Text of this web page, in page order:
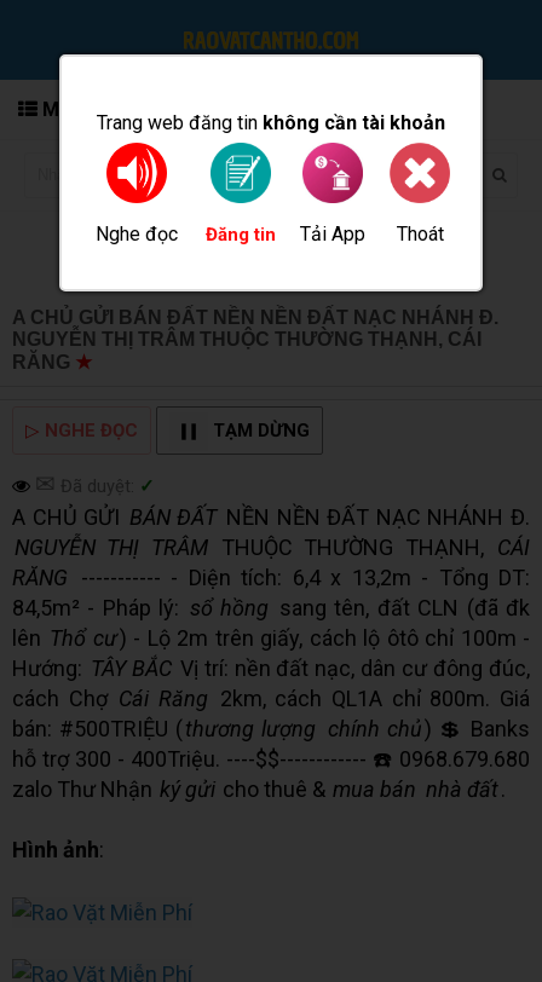
Trang web đăng tin không cần tài khoản
Nghe đọc Đăng tin Tải App Thoát
MENU
A CHỦ GỬI BÁN ĐẤT NỀN NỀN ĐẤT NẠC NHÁNH Đ.
NGUYỄN THỊ TRÂM THUỘC THƯỜNG THẠNH, CÁI
RĂNG ★
▷ NGHE ĐỌC TẠM DỪNG
✉ Đã duyệt: ✓
A CHỦ GỬI BÁN ĐẤT NỀN NỀN ĐẤT NẠC NHÁNH Đ.
NGUYỄN THỊ TRÂM THUỘC THƯỜNG THẠNH, CÁI
RĂNG
----------- - Diện tích: 6,4 x 13,2m - Tổng DT:
84,5m² - Pháp lý: sổ hồng sang tên, đất CLN (đã đk
lên Thổ cư) - Lộ 2m trên giấy, cách lộ ôtô chỉ 100m -
Hướng: TÂY BẮC Vị trí: nền đất nạc, dân cư đông đúc,
cách Chợ Cái Răng 2km, cách QL1A chỉ 800m. Giá
bán: #500TRIỆU (thương lượng chính chủ) 💲 Banks
hỗ trợ 300 - 400Triệu. ----$$------------ ☎️ 0968.679.680
zalo Thư Nhận ký gửi cho thuê & mua bán nhà đất.
Hình ảnh: